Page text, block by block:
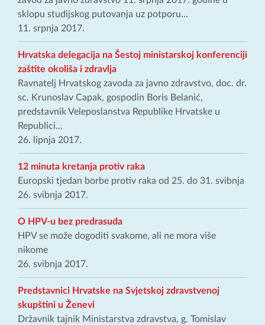
sklopu studijskog putovanja uz potporu...
11. srpnja 2017.
Hrvatska delegacija na Šestoj ministarskoj konferenciji
zaštite okoliša i zdravlja
Ravnatelj Hrvatskog zavoda za javno zdravstvo, doc. dr.
sc. Krunoslav Capak, gospodin Boris Belanić,
predstavnik Veleposlanstva Republike Hrvatske u
Republici...
26. lipnja 2017.
12 minuta kretanja protiv raka
Europski tjedan borbe protiv raka od 25. do 31. svibnja
26. svibnja 2017.
O HPV-u bez predrasuda
HPV se može dogoditi svakome, ali ne mora više
nikome
26. svibnja 2017.
Predstavnici Hrvatske na Svjetskoj zdravstvenoj
skupštini u Ženevi
Državnik tajnik Ministarstva zdravstva, g. Tomislav